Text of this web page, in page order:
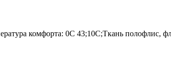
комфорта: 0C 43;10C;Ткань полофлис,